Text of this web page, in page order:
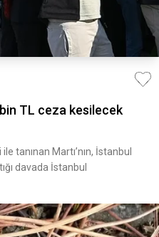
TL ceza kesilecek
tanınan Martı’nın, İstanbul
davada İstanbul